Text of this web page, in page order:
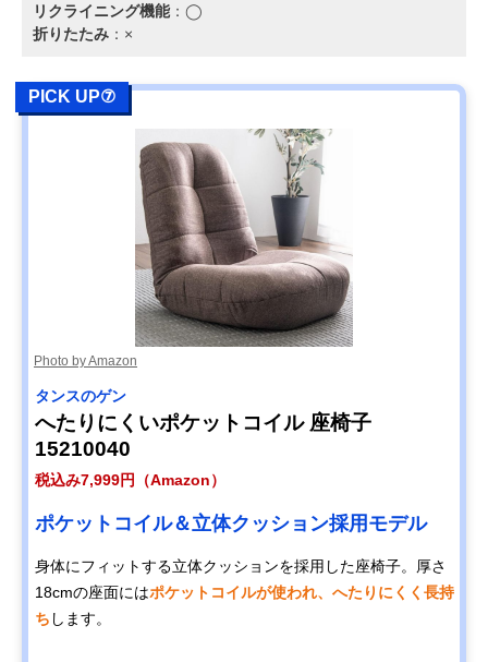
リクライニング機能：◯
折りたたみ ：×
PICK UP⑦
Photo by Amazon
タンスのゲン
へたりにくいポケットコイル 座椅子
15210040
税込み7,999円（Amazon）
ポケットコイル＆立体クッション採用モデル
身体にフィットする立体クッションを採用した座椅子。厚さ
18cmの座面にはポケットコイルが使われ、へたりにくく長持
ち します。